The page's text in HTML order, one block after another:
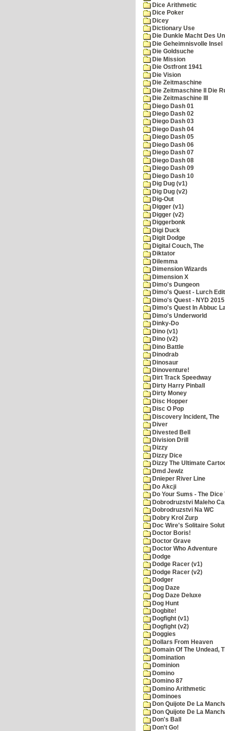
Dice Arithmetic
Dice Poker
Dicey
Dictionary Use
Die Dunkle Macht Des
Die Geheimnisvolle Insel
Die Goldsuche
Die Mission
Die Ostfront 1941
Die Vision
Die Zeitmaschine
Die Zeitmaschine II Die
Die Zeitmaschine III
Diego Dash 01
Diego Dash 02
Diego Dash 03
Diego Dash 04
Diego Dash 05
Diego Dash 06
Diego Dash 07
Diego Dash 08
Diego Dash 09
Diego Dash 10
Dig Dug (v1)
Dig Dug (v2)
Dig-Out
Digger (v1)
Digger (v2)
Diggerbonk
Digi Duck
Digit Dodge
Digital Couch, The
Diktator
Dilemma
Dimension Wizards
Dimension X
Dimo's Dungeon
Dimo's Quest - Lurch
Dimo's Quest - NYD
Dimo's Quest In Abbuc
Dimo's Underworld
Dinky-Do
Dino (v1)
Dino (v2)
Dino Battle
Dinodrab
Dinosaur
Dinoventure!
Dirt Track Speedway
Dirty Harry Pinball
Dirty Money
Disc Hopper
Disc O Pop
Discovery Incident, The
Diver
Divested Bell
Division Drill
Dizzy
Dizzy Dice
Dizzy The Ultimate
Dmd Jewlz
Dnieper River Line
Do Akcji
Do Your Sums - The
Dobrodruzstvi Maleho
Dobrodruzstvi Na WC
Dobry Krol Zurp
Doc Wire's Solitaire
Doctor Boris!
Doctor Grave
Doctor Who Adventure
Dodge
Dodge Racer (v1)
Dodge Racer (v2)
Dodger
Dog Daze
Dog Daze Deluxe
Dog Hunt
Dogbite!
Dogfight (v1)
Dogfight (v2)
Doggies
Dollars From Heaven
Domain Of The Undead,
Domination
Dominion
Domino
Domino 87
Domino Arithmetic
Dominoes
Don Quijote De La
Don Quijote De La
Don's Ball
Don't Go!